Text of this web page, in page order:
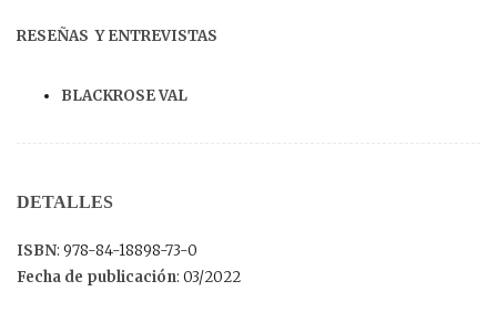
RESEÑAS Y ENTREVISTAS
BLACKROSE VAL
DETALLES
ISBN: 978-84-18898-73-0
Fecha de publicación: 03/2022